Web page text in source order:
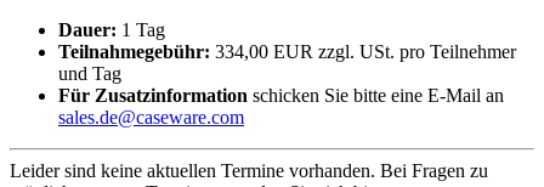
Dauer: 1 Tag
Teilnahmegebühr: 334,00 EUR zzgl. USt. pro Teilnehmer
und Tag
Für Zusatzinformation schicken Sie bitte eine E-Mail an
sales.de@caseware.com
Leider sind keine aktuellen Termine vorhanden. Bei Fragen zu